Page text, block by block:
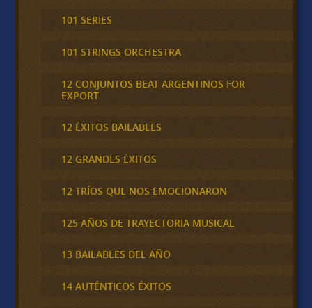
101 SERIES
101 STRINGS ORCHESTRA
12 CONJUNTOS BEAT ARGENTINOS FOR
EXPORT
12 ÉXITOS BAILABLES
12 GRANDES ÉXITOS
12 TRÍOS QUE NOS EMOCIONARON
125 AÑOS DE TRAYECTORIA MUSICAL
13 BAILABLES DEL AÑO
14 AUTÉNTICOS ÉXITOS